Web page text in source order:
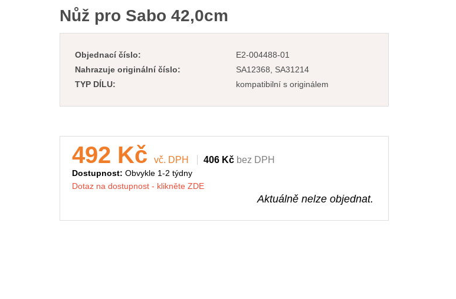
Nůž pro Sabo 42,0cm
Objednací číslo:
E2-004488-01
Nahrazuje originální číslo:
SA12368, SA31214
TYP DÍLU:
kompatibilní s originálem
492 Kč vč. DPH 406 Kč bez DPH
Dostupnost: Obvykle 1-2 týdny
Dotaz na dostupnost - klikněte ZDE
Aktuálně nelze objednat.